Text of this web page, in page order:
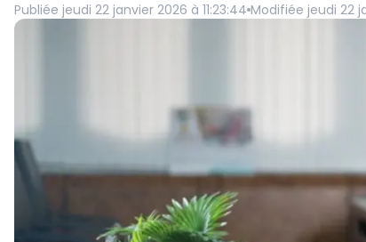
Publiée jeudi 22 janvier 2026 à 11:23:44 Modifiée jeudi 22